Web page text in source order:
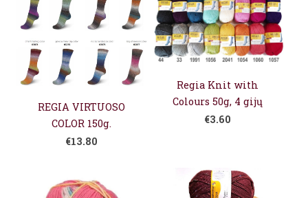
REGIA VIRTUOSO
COLOR 150g.
€13.80
Regia Knit with
Colours 50g, 4 gijų
€3.60